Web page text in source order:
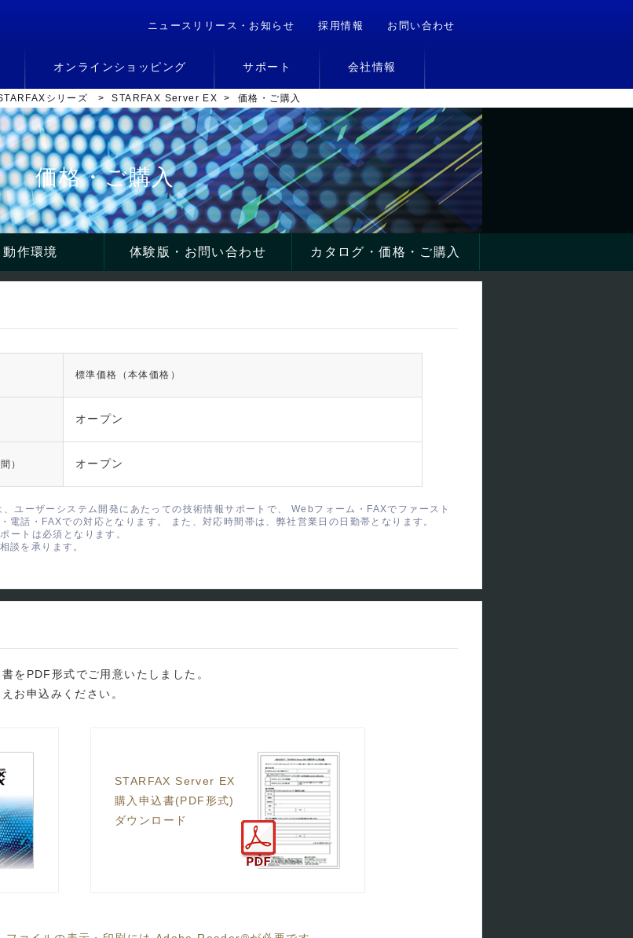
ニュースリリース・お知らせ 採用情報 お問い合わせ
オンラインショッピング サポート 会社情報
シリーズ > STARFAX Server EX > 価格・ご購入
価格・ご購入
作環境 体験版・お問い合わせ カタログ・価格・ご購入
標準価格（本体価格）
オープン
） オープン
ユーザーシステム開発にあたっての技術情報サポートで、 Webフォーム・FAXでファースト
電話・FAXでの対応となります。 また、対応時間帯は、弊社営業日の日勤帯となります。
ートは必須となります。
談を承ります。
をPDF形式でご用意いたしました。
お申込みください。
STARFAX Server EX
購入申込書(PDF形式)
ダウンロード